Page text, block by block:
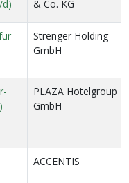
& Co. KG
Strenger Holding
GmbH
PLAZA Hotelgroup
GmbH
ACCENTIS